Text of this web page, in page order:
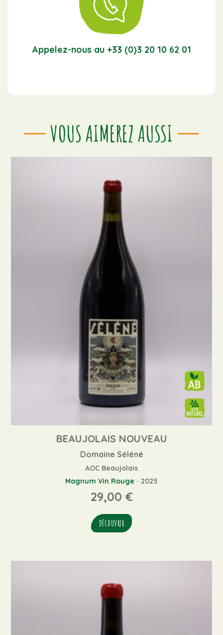
Appelez-nous au +33 (0)3 20 10 62 01
VOUS AIMEREZ AUSSI
BEAUJOLAIS NOUVEAU
Domaine Séléné
AOC Beaujolais
Magnum Vin Rouge - 2025
29,00 €
DÉCOUVRIR